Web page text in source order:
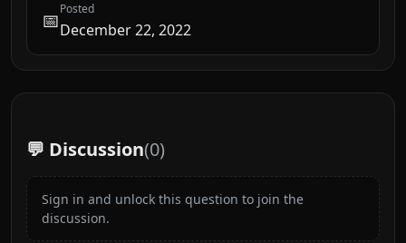
📅Posted
December 22, 2022
💬 Discussion(0)
Sign in and unlock this question to join the
discussion.